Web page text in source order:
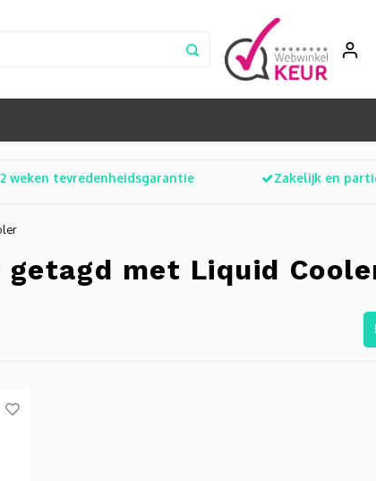
2 weken tevredenheidsgarantie Zakelijk en
getagd met Liquid